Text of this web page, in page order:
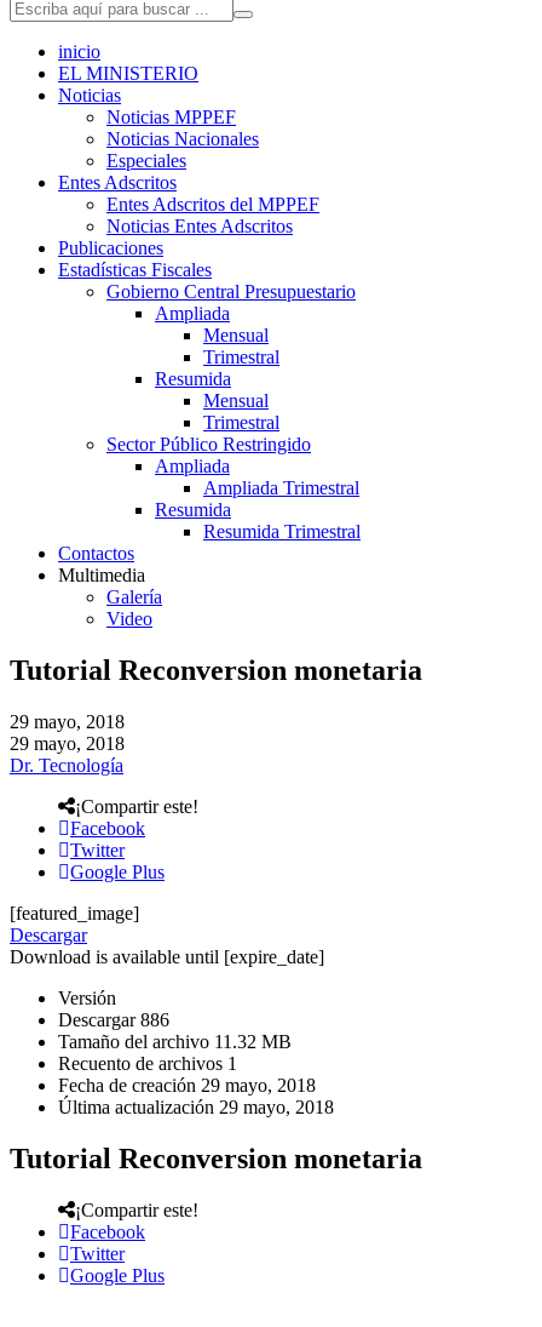
inicio
EL MINISTERIO
Noticias
Noticias MPPEF
Noticias Nacionales
Especiales
Entes Adscritos
Entes Adscritos del MPPEF
Noticias Entes Adscritos
Publicaciones
Estadísticas Fiscales
Gobierno Central Presupuestario
Ampliada
Mensual
Trimestral
Resumida
Mensual
Trimestral
Sector Público Restringido
Ampliada
Ampliada Trimestral
Resumida
Resumida Trimestral
Contactos
Multimedia
Galería
Video
Tutorial Reconversion monetaria
29 mayo, 2018
29 mayo, 2018
Dr. Tecnología
¡Compartir este!
Facebook
Twitter
Google Plus
[featured_image]
Descargar
Download is available until [expire_date]
Versión
Descargar886
Tamaño del archivo 11.32 MB
Recuento de archivos 1
Fecha de creación 29 mayo, 2018
Última actualización 29 mayo, 2018
Tutorial Reconversion monetaria
¡Compartir este!
Facebook
Twitter
Google Plus